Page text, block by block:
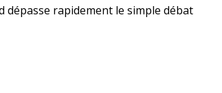
dépasse rapidement le simple débat